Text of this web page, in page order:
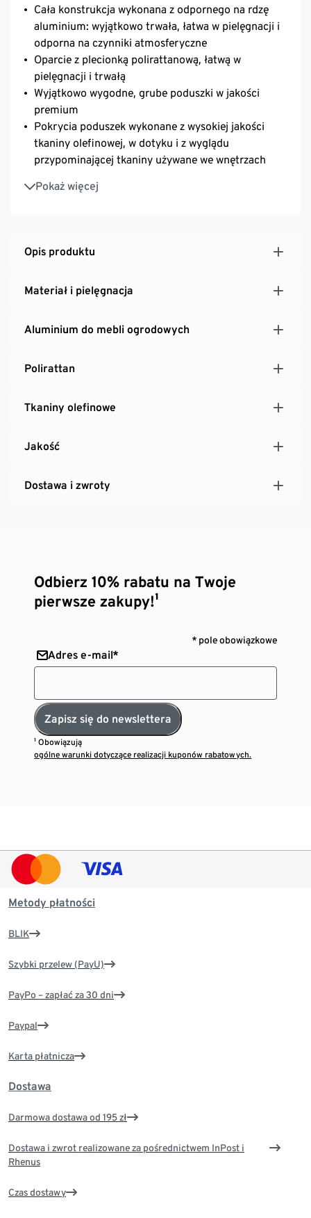
Cała konstrukcja wykonana z odpornego na rdzę
aluminium: wyjątkowo trwała, łatwa w pielęgnacji i
odporna na czynniki atmosferyczne
Oparcie z plecionką polirattanową, łatwą w
pielęgnacji i trwałą
Wyjątkowo wygodne, grube poduszki w jakości
premium
Pokrycia poduszek wykonane z wysokiej jakości
tkaniny olefinowej, w dotyku i z wyglądu
przypominającej tkaniny używane we wnętrzach
Pokaż więcej
Pokrycia poduszek można zdjąć i wyprać w
temperaturze 30°C
Opis produktu
Materiał i pielęgnacja
Aluminium do mebli ogrodowych
Polirattan
Tkaniny olefinowe
Jakość
Dostawa i zwroty
Odbierz 10% rabatu na Twoje
pierwsze zakupy!¹
* pole obowiązkowe
Adres e-mail*
Zapisz się do newslettera
¹ Obowiązują
ogólne warunki dotyczące realizacji kuponów rabatowych.
Metody płatności
BLIK
Szybki przelew (PayU)
PayPo – zapłać za 30 dni
Paypal
Karta płatnicza
Dostawa
Darmowa dostawa od 195 zł
Dostawa i zwrot realizowane za pośrednictwem InPost i
Rhenus
Czas dostawy